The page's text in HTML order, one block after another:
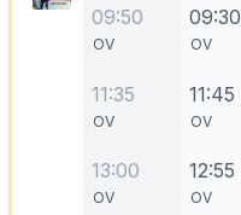
09:50
OV
11:35
OV
13:00
OV
09:30
OV
11:45
OV
12:55
OV